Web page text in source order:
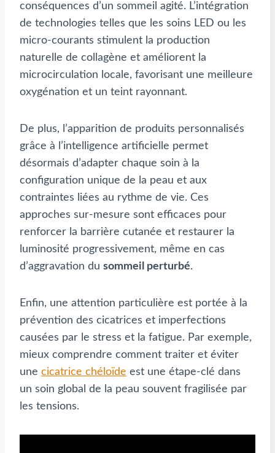
conséquences d’un sommeil agité. L’intégration
de technologies telles que les soins LED ou les
micro-courants stimulent la production
naturelle de collagène et améliorent la
microcirculation locale, favorisant une meilleure
oxygénation et un teint rayonnant.
De plus, l’apparition de produits personnalisés
grâce à l’intelligence artificielle permet
désormais d’adapter chaque soin à la
configuration unique de la peau et aux
contraintes liées au rythme de vie. Ces
approches sur-mesure sont efficaces pour
renforcer la barrière cutanée et restaurer la
luminosité progressivement, même en cas
d’aggravation du sommeil perturbé.
Enfin, une attention particulière est portée à la
prévention des cicatrices et imperfections
causées par le stress et la fatigue. Par exemple,
mieux comprendre comment traiter et éviter
une cicatrice chéloïde est une étape-clé dans
un soin global de la peau souvent fragilisée par
les tensions.